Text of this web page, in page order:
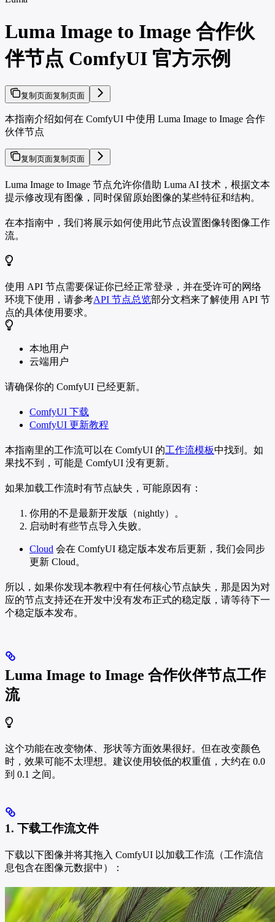
Luma Image to Image 合作伙
伴节点 ComfyUI 官方示例
复制页面复制页面
本指南介绍如何在 ComfyUI 中使用 Luma Image to Image 合作
伙伴节点
复制页面复制页面
Luma Image to Image 节点允许你借助 Luma AI 技术，根据文本
提示修改现有图像，同时保留原始图像的某些特征和结构。
在本指南中，我们将展示如何使用此节点设置图像转图像工作
流。
使用 API 节点需要保证你已经正常登录，并在受许可的网络
环境下使用，请参考API 节点总览部分文档来了解使用 API 节
点的具体使用要求。
本地用户
云端用户
请确保你的 ComfyUI 已经更新。
ComfyUI 下载
ComfyUI 更新教程
本指南里的工作流可以在 ComfyUI 的工作流模板中找到。如
果找不到，可能是 ComfyUI 没有更新。
如果加载工作流时有节点缺失，可能原因有：
你用的不是最新开发版（nightly）。
启动时有些节点导入失败。
Cloud 会在 ComfyUI 稳定版本发布后更新，我们会同步
更新 Cloud。
所以，如果你发现本教程中有任何核心节点缺失，那是因为对
应的节点支持还在开发中没有发布正式的稳定版，请等待下一
个稳定版本发布。
Luma Image to Image 合作伙伴节点工作
流
这个功能在改变物体、形状等方面效果很好。但在改变颜色
时，效果可能不太理想。建议使用较低的权重值，大约在 0.0
到 0.1 之间。
1. 下载工作流文件
下载以下图像并将其拖入 ComfyUI 以加载工作流（工作流信
息包含在图像元数据中）：